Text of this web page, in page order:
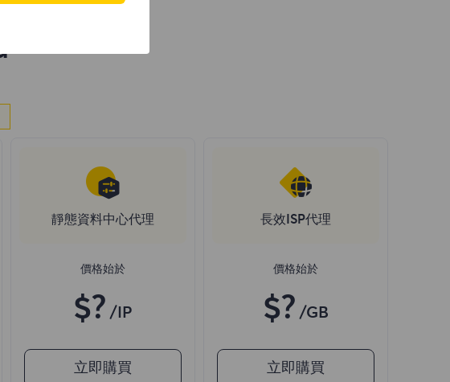
靜態資料中心代理
價格始於
$? /IP
立即購買
長效ISP代理
價格始於
$? /GB
立即購買